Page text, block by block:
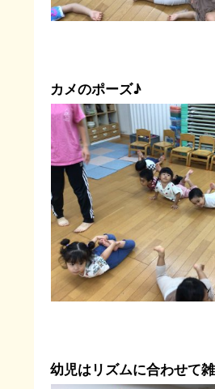
カメのポーズ♪
幼児はリズムに合わせて